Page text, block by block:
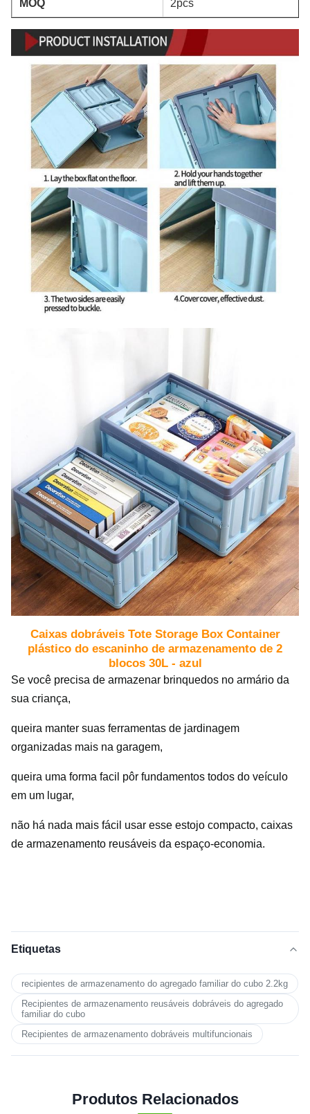
MOQ 2pcs
Caixas dobráveis Tote Storage Box Container
plástico do escaninho de armazenamento de 2
blocos 30L - azul
Se você precisa de armazenar brinquedos no armário da
sua criança,
queira manter suas ferramentas de jardinagem
organizadas mais na garagem,
queira uma forma facil pôr fundamentos todos do veículo
em um lugar,
não há nada mais fácil usar esse estojo compacto, caixas
de armazenamento reusáveis da espaço-economia.
Etiquetas
recipientes de armazenamento do agregado familiar do cubo 2.2kg
Recipientes de armazenamento reusáveis dobráveis do agregado
familiar do cubo
Recipientes de armazenamento dobráveis multifuncionais
Produtos Relacionados